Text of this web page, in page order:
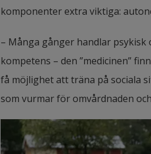
komponenter extra viktiga:
– Många gånger handlar
kompetens – den ”medicinen”
få möjlighet att träna på sociala
som vurmar för omvårdnaden